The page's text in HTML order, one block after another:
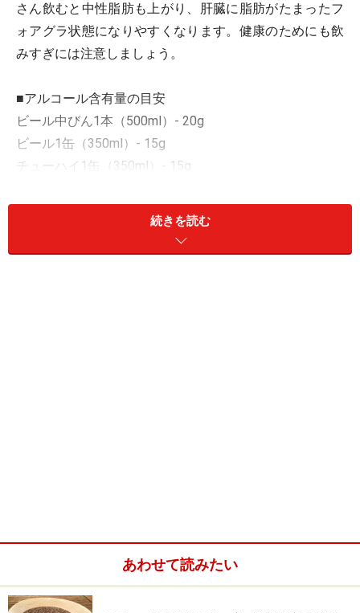
さん飲むと中性脂肪も上がり、肝臓に脂肪がたまったフ
ォアグラ状態になりやすくなります。健康のためにも飲
みすぎには注意しましょう。
■アルコール含有量の目安
ビール中びん1本（500ml）- 20g
ビール1缶（350ml）- 15g
チューハイ1缶（350ml）- 15g
焼酎20度1合（180ml）- 28g
ウイスキーダブル1杯（60ml）- 20g
1/2 次のページへ
続きを読む
あわせて読みたい